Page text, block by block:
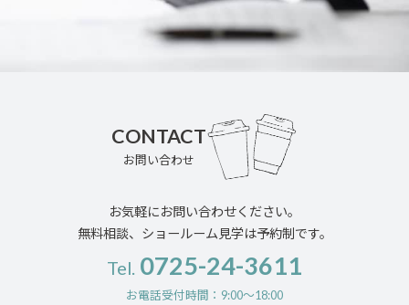
CONTACT
お問い合わせ
お気軽にお問い合わせください。
無料相談、ショールーム見学は予約制です。
Tel. 0725-24-3611
お電話受付時間：9:00〜18:00